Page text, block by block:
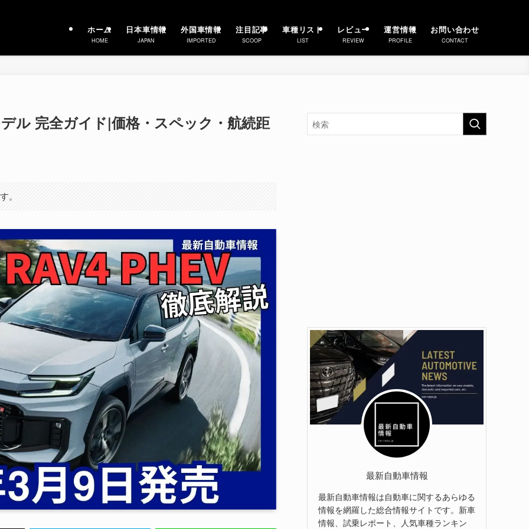
ホーム
HOME
日本車情報
JAPAN
外国車情報
IMPORTED
注目記事
SCOOP
車種リスト
LIST
レビュー
REVIEW
運営情報
PROFILE
お問い合わせ
CONTACT
ル 完全ガイド|価格・スペック・航続距
。
最新自動車情報
最新自動車情報は自動車に関するあらゆる
情報を網羅した総合情報サイトです。新車
情報、試乗レポート、人気車種ランキン